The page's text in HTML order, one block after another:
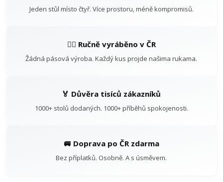
Jeden stůl místo čtyř. Více prostoru, méně kompromisů.
👷‍♂️ Ručně vyráběno v ČR
Žádná pásová výroba. Každý kus projde našima rukama.
🏅 Důvěra tisíců zákazníků
1000+ stolů dodaných. 1000+ příběhů spokojenosti.
🚐 Doprava po ČR zdarma
Bez příplatků. Osobně. A s úsměvem.